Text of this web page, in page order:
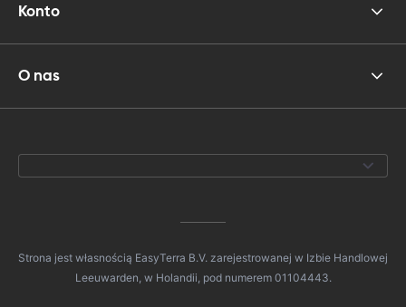
Konto
O nas
Strona jest własnością EasyTerra B.V. zarejestrowanej w Izbie Handlowej
Leeuwarden, w Holandii, pod numerem 01104443.